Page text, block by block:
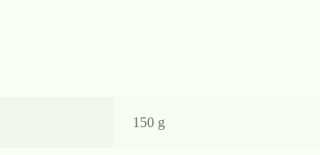
150 g